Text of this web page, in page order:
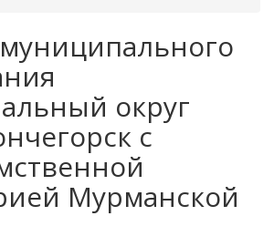
округ
с
Мурманской